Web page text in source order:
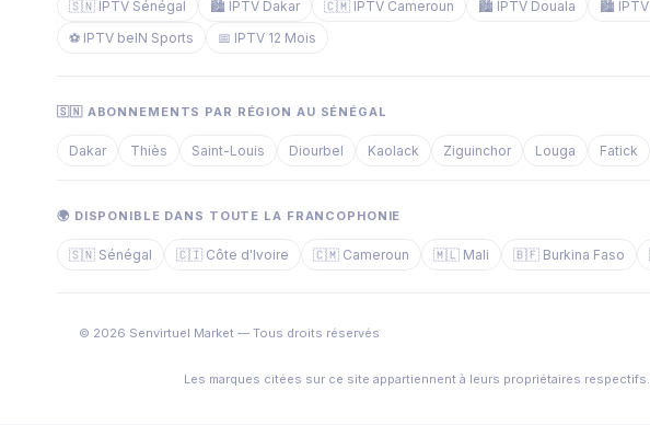
🇸🇳 IPTV Sénégal 🏙️ IPTV Dakar 🇨🇲 IPTV Cameroun 🏙️ IPTV Douala 🏙️ IPTV
⚽ IPTV beIN Sports
📅 IPTV 12 Mois
🇸🇳 ABONNEMENTS PAR RÉGION AU SÉNÉGAL
Dakar Thiès Saint-Louis Diourbel Kaolack Ziguinchor Louga Fatick
🌍 DISPONIBLE DANS TOUTE LA FRANCOPHONIE
🇸🇳 Sénégal 🇨🇮 Côte d'Ivoire 🇨🇲 Cameroun 🇲🇱 Mali 🇧🇫 Burkina Faso
© 2026 Senvirtuel Market — Tous droits réservés
Les marques citées sur ce site appartiennent à leurs propriétaires